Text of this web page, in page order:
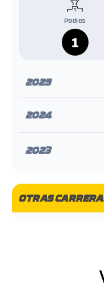
Podios
1
2025
2024
2023
OTRAS